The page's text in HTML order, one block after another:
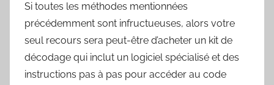
Si toutes les méthodes mentionnées
précédemment sont infructueuses, alors votre
seul recours sera peut-être d’acheter un kit de
décodage qui inclut un logiciel spécialisé et des
instructions pas à pas pour accéder au code